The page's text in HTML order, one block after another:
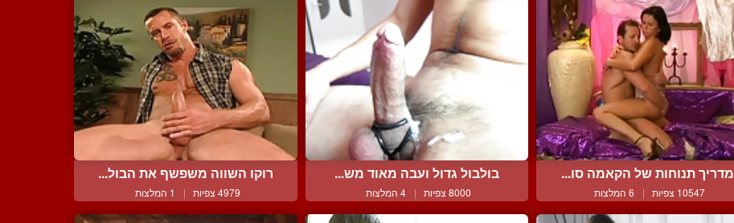
מדריך תנוחות של הקאמה סו...
10547 צפיות | 6 המלצות
בולבול גדול ועבה מאוד מש...
8000 צפיות | 4 המלצות
רוקו השווה משפשף את הבול...
4979 צפיות | 1 המלצות